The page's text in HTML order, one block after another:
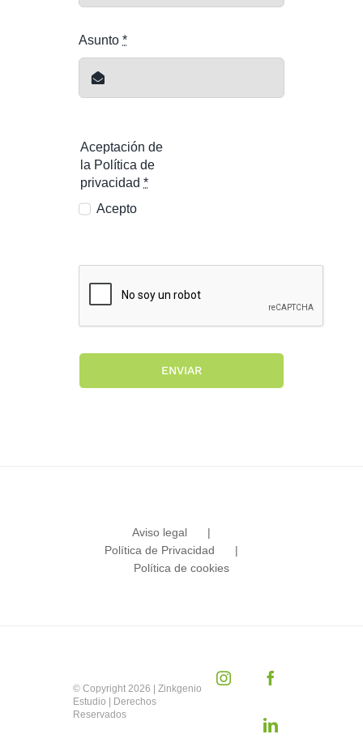
Asunto*
Aceptación de
la Política de
privacidad*
Acepto
ENVIAR
Aviso legal
Política de Privacidad
Política de cookies
© Copyright 2026 | Zinkgenio
Estudio | Derechos
Reservados
InstagramFacebook
LinkedIn